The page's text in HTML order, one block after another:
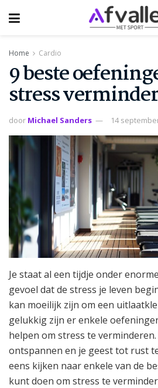
Home Cardio
9 beste
stress
door Michael Sanders 14
Je staat al een tijdje onder
gevoel dat de stress je leven
kan moeilijk zijn om een
gelukkig zijn er enkele
helpen om stress te
ontspannen en je geest tot rust
eens kijken naar enkele van de
kunt doen om stress te